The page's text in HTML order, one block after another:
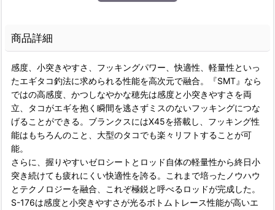
商品詳細
感度、小突きやすさ、フッキングパワー、快適性、軽量性といっ
たエギタコ釣法に求められる性能を高次元で融合。『SMT』なら
ではの高感度、かつしなやかな穂先は感度と小突きやすさを両
立、タコがエギを抱く瞬間を逃さずミスのないフッキングにつな
げることができる。ブランクスにはX45を搭載し、フッキング性
能はもちろんのこと、大型のタコでも楽々リフトすることが可
能。
さらに、握りやすいゼロシートとロッド自体の軽量性から終日小
突き続けても疲れにくい快適性を誇る。これまで培ったノウハウ
とテクノロジーを融合、これぞ極鋭と呼べるロッドが完成した。
S-176は感度と小突きやすさが光るボトムトレース性能が高いエ